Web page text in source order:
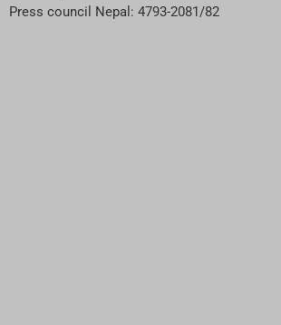
Press council Nepal: 4793-2081/82